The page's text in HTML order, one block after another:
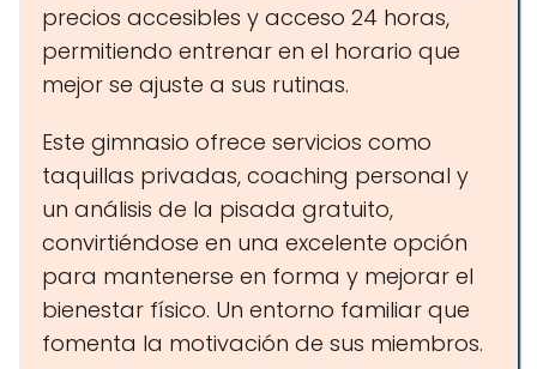
precios accesibles y acceso 24 horas,
permitiendo entrenar en el horario que
mejor se ajuste a sus rutinas.
Este gimnasio ofrece servicios como
taquillas privadas, coaching personal y
un análisis de la pisada gratuito,
convirtiéndose en una excelente opción
para mantenerse en forma y mejorar el
bienestar físico. Un entorno familiar que
fomenta la motivación de sus miembros.